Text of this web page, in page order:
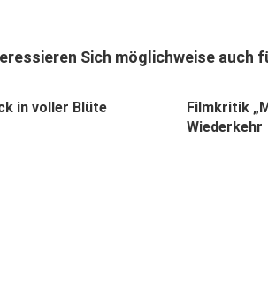
Sich möglichweise auch
in voller Blüte
Filmkritik
Wiederkehr